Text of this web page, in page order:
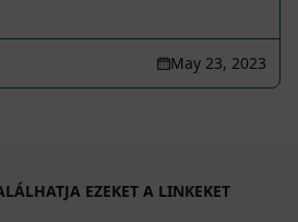
May 23, 2023
EZEKET A LINKEKET